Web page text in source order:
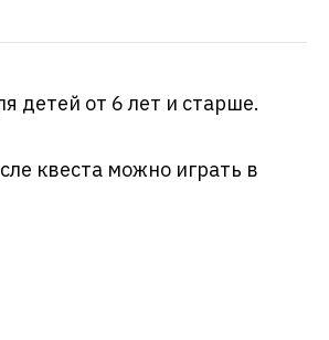
детей от 6 лет и старше.
квеста можно играть в